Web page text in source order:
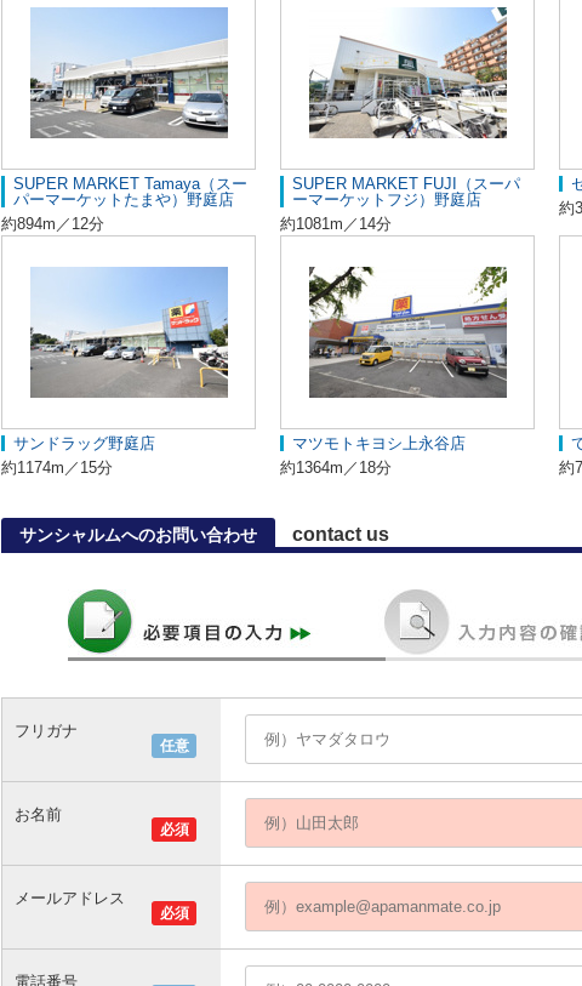
SUPER MARKET Tamaya（スー
パーマーケットたまや）野庭店
約894m／12分
SUPER MARKET FUJI（スーパ
ーマーケットフジ）野庭店
約1081m／14分
約
サンドラッグ野庭店
約1174m／15分
マツモトキヨシ上永谷店
約1364m／18分
約
サンシャルムへのお問い合わせ contact us
任意
フリガナ
必須
お名前
必須
メールアドレス
電話番号